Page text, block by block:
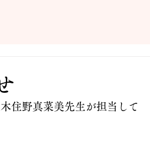
住野真菜美先生が担当して